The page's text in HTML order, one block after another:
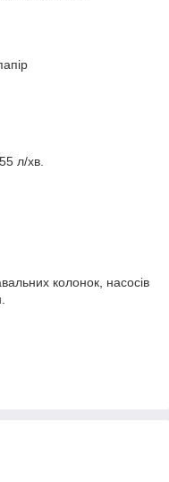
л/хв.
колонок, насосів